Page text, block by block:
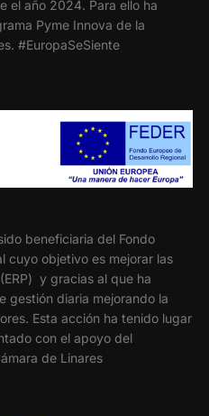
el año 2024. Para ello ha
Pyme Innova de la
#EuropaSeSiente
beneficiaria del Fondo
cuyo objetivo es mejorar las
y gracias al que ha
gestión diaria mejorando la
Esta acción ha tenido lugar
con el apoyo del
de Linares